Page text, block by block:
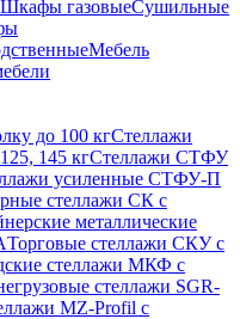
Шкафы газовыеСушильные
Мебель
до 100 кгСтеллажи
145 кгСтеллажи СТФУ
усиленные СТФУ-П
стеллажи СК с
металлические
Торговые стеллажи СКУ с
стеллажи МКФ с
стеллажи SGR-
MZ-Profil с